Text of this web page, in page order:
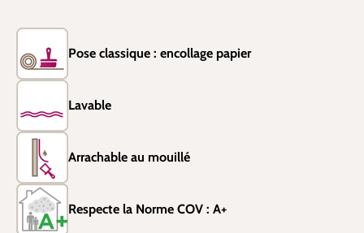
Pose classique : encollage papier
Lavable
Arrachable au mouillé
Respecte la Norme COV : A+